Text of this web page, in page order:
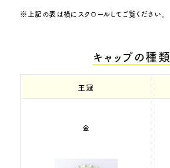
※上記の表は横にスクロールしてご覧ください。
キャップの種類
王冠
金